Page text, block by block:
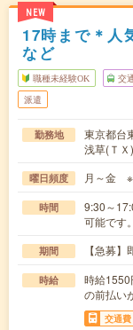
NEW
17時まで＊人
など
職種未経験OK 交
派遣
勤務地
東京都台
浅草(Ｔ
曜日頻度 月～金 ※
時間
9:30～
可能です。
期間 【急募
時給
時給
の前払い
交通費